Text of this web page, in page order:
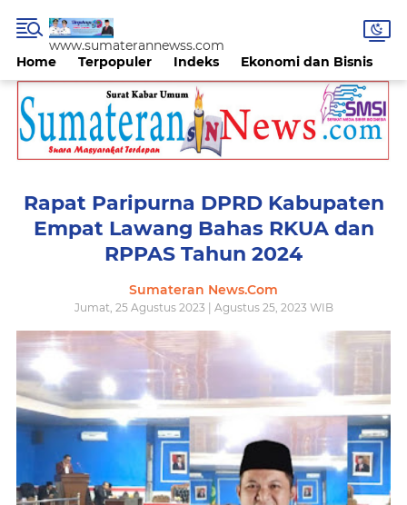
Home Terpopuler Indeks Ekonomi dan Bisnis
www.sumaterannewss.com
Rapat Paripurna DPRD Kabupaten
Empat Lawang Bahas RKUA dan
RPPAS Tahun 2024
Sumateran News.Com
Jumat, 25 Agustus 2023 | Agustus 25, 2023 WIB